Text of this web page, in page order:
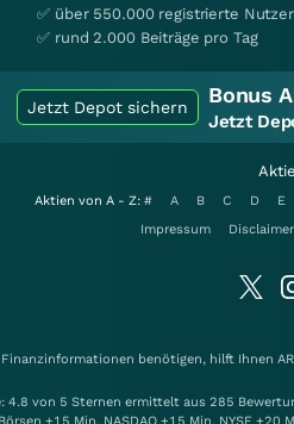
✅ über 550.000 registrierte Nutzer
✅ rund 2.000 Beiträge pro Tag
Jetzt Depot sichern Bonus
Jetzt
Aktien von A - Z: # A B C D E
Impressum
Disclaimer
benötigen, hilft Ihnen
4.8 von 5 Sternen ermittelt aus 285